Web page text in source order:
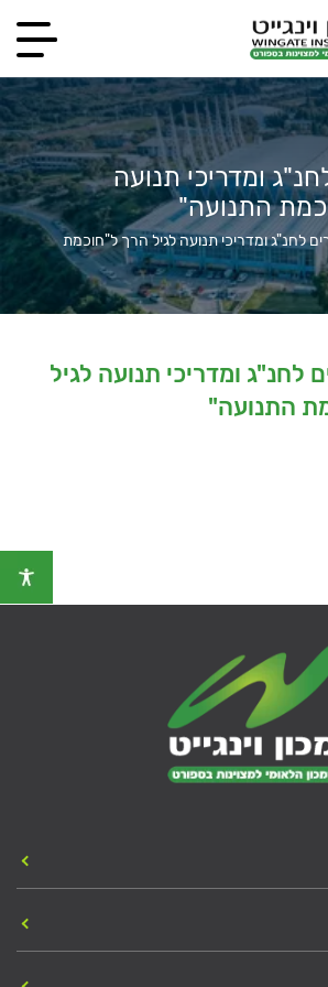
ומדריכי תנועה
התנועה"
לחנ"ג ומדריכי תנועה לגיל הרך ל"חוכמת
לחנ"ג ומדריכי תנועה לגיל
התנועה"